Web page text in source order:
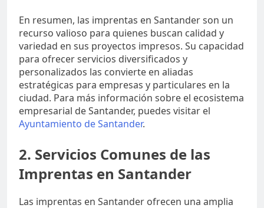
En resumen, las imprentas en Santander son un
recurso valioso para quienes buscan calidad y
variedad en sus proyectos impresos. Su capacidad
para ofrecer servicios diversificados y
personalizados las convierte en aliadas
estratégicas para empresas y particulares en la
ciudad. Para más información sobre el ecosistema
empresarial de Santander, puedes visitar el
Ayuntamiento de Santander.
2. Servicios Comunes de las
Imprentas en Santander
Las imprentas en Santander ofrecen una amplia